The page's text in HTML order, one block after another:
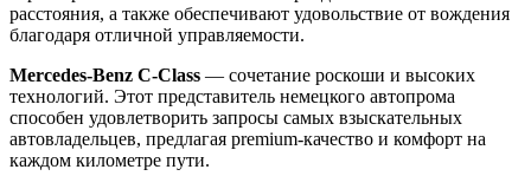
расстояния, а также обеспечивают удовольствие от вождения
благодаря отличной управляемости.
Mercedes-Benz C-Class — сочетание роскоши и высоких
технологий. Этот представитель немецкого автопрома
способен удовлетворить запросы самых взыскательных
автовладельцев, предлагая premium-качество и комфорт на
каждом километре пути.